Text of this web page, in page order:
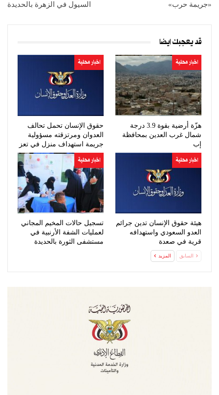
«جريمة حرب»
السيول في الزهرة بالحديدة
قد يعجبك ايضا
اخبار محلية
هزّة أرضية بقوة 3.9 درجة
شمال غرب العدين بمحافظة
إب
اخبار محلية
حقوق الإنسان تحمل تحالف
العدوان ومرتزقته مسؤولية
جريمة استهداف منزل في تعز
اخبار محلية
هيئة حقوق الإنسان تدين جرائم
العدو السعودي واستهدافه
قرية في صعدة
اخبار محلية
تسجيل حالات المخيم المجاني
لعمليات الشفة الأرنبية في
مستشفى الثورة بالحديدة
السابق المزيد